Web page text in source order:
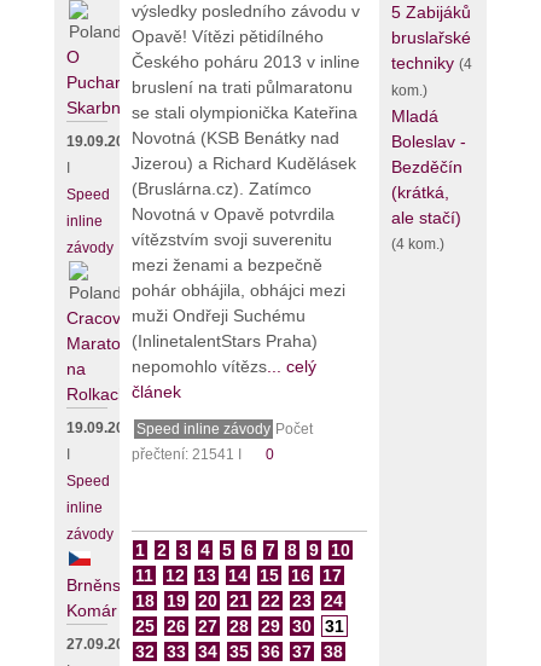
O
Puchar
Skarbnika
19.09.2026
Speed
inline
závody
Cracovia
Maraton
na
Rolkach
19.09.2026
Speed
inline
závody
Brněnský
Komár
27.09.2026
výsledky posledního závodu v
Opavě! Vítězi pětidílného
Českého poháru 2013 v inline
bruslení na trati půlmaratonu
se stali olympionička Kateřina
Novotná (KSB Benátky nad
Jizerou) a Richard Kudělásek
(Bruslárna.cz). Zatímco
Novotná v Opavě potvrdila
vítězstvím svoji suverenitu
mezi ženami a bezpečně
pohár obhájila, obhájci mezi
muži Ondřeji Suchému
(InlinetalentStars Praha)
nepomohlo vítězs... celý
článek
Speed inline závody Počet
přečtení: 21541 I
0
1 2 3 4 5 6 7 8 9
10
11
12 13 14 15 16
17
18
19 20 21 22 23
24
25
26 27 28 29 30
31
32
33 34 35 36 37
38
5 Zabijáků
bruslařské
techniky (4
kom.)
Mladá
Boleslav -
Bezděčín
(krátká,
ale stačí)
(4 kom.)